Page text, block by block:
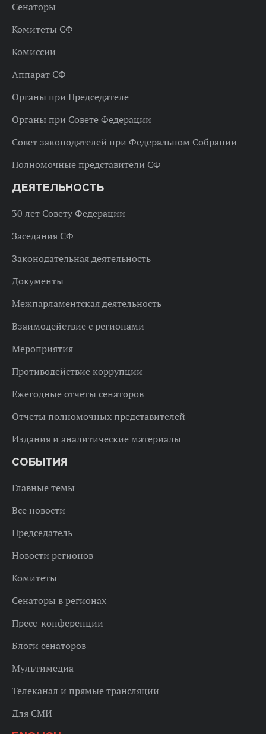
Сенаторы
Комитеты СФ
Комиссии
Аппарат СФ
Органы при Председателе
Органы при Совете Федерации
Совет законодателей при Федеральном Собрании
Полномочные представители СФ
ДЕЯТЕЛЬНОСТЬ
30 лет Совету Федерации
Заседания СФ
Законодательная деятельность
Документы
Межпарламентская деятельность
Взаимодействие с регионами
Мероприятия
Противодействие коррупции
Ежегодные отчеты сенаторов
Отчеты полномочных представителей
Издания и аналитические материалы
СОБЫТИЯ
Главные темы
Все новости
Председатель
Новости регионов
Комитеты
Сенаторы в регионах
Пресс-конференции
Блоги сенаторов
Мультимедиа
Телеканал и прямые трансляции
Для СМИ